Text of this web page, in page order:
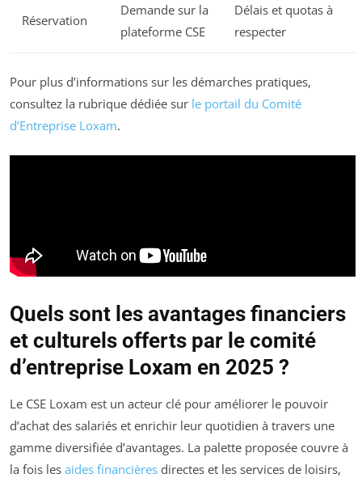
Réservation
Demande sur la
plateforme CSE
Délais et quotas à
respecter
Pour plus d’informations sur les démarches pratiques,
consultez la rubrique dédiée sur le portail du Comité
d’Entreprise Loxam.
Quels sont les avantages financiers
et culturels offerts par le comité
d’entreprise Loxam en 2025 ?
Le CSE Loxam est un acteur clé pour améliorer le pouvoir
d’achat des salariés et enrichir leur quotidien à travers une
gamme diversifiée d’avantages. La palette proposée couvre à
la fois les aides financières directes et les services de loisirs,